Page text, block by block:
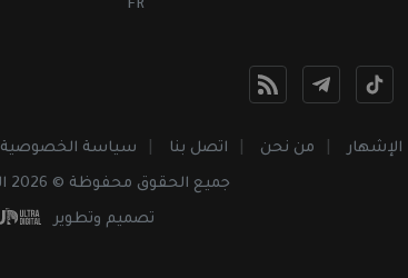
FR
الإشهار من نحن اتصل بنا سياسة الخصوصية
جميع الحقوق محفوظة © 2026 النهار أونلاين
تصميم وتطوير